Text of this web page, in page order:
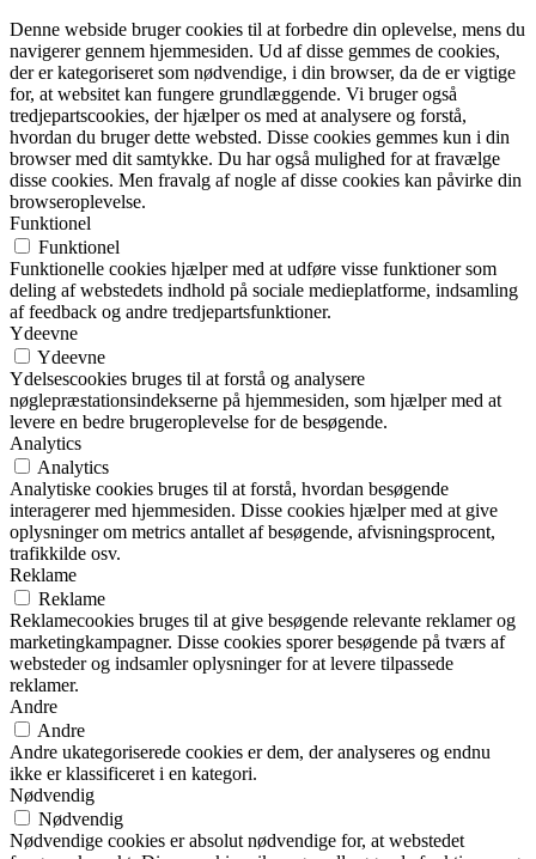
Denne webside bruger cookies til at forbedre din oplevelse, mens du
navigerer gennem hjemmesiden. Ud af disse gemmes de cookies,
der er kategoriseret som nødvendige, i din browser, da de er vigtige
for, at websitet kan fungere grundlæggende. Vi bruger også
tredjepartscookies, der hjælper os med at analysere og forstå,
hvordan du bruger dette websted. Disse cookies gemmes kun i din
browser med dit samtykke. Du har også mulighed for at fravælge
disse cookies. Men fravalg af nogle af disse cookies kan påvirke din
browseroplevelse.
Funktionel
Funktionel
Funktionelle cookies hjælper med at udføre visse funktioner som
deling af webstedets indhold på sociale medieplatforme, indsamling
af feedback og andre tredjepartsfunktioner.
Ydeevne
Ydeevne
Ydelsescookies bruges til at forstå og analysere
nøglepræstationsindekserne på hjemmesiden, som hjælper med at
levere en bedre brugeroplevelse for de besøgende.
Analytics
Analytics
Analytiske cookies bruges til at forstå, hvordan besøgende
interagerer med hjemmesiden. Disse cookies hjælper med at give
oplysninger om metrics antallet af besøgende, afvisningsprocent,
trafikkilde osv.
Reklame
Reklame
Reklamecookies bruges til at give besøgende relevante reklamer og
marketingkampagner. Disse cookies sporer besøgende på tværs af
websteder og indsamler oplysninger for at levere tilpassede
reklamer.
Andre
Andre
Andre ukategoriserede cookies er dem, der analyseres og endnu
ikke er klassificeret i en kategori.
Nødvendig
Nødvendig
Nødvendige cookies er absolut nødvendige for, at webstedet